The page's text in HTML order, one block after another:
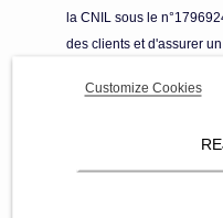
la CNIL sous le
des clients et d'assurer
personnelles (nom,
destinées exclusivement
. Les paiements par
système de paiement en
Customize Cookies